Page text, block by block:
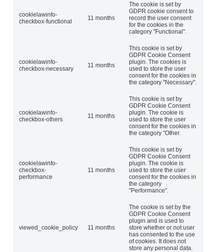
cookielawinfo-
checkbox-functional
11 months
The cookie is set by
GDPR cookie consent to
record the user consent
for the cookies in the
category "Functional".
cookielawinfo-
checkbox-necessary
11 months
This cookie is set by
GDPR Cookie Consent
plugin. The cookies is
used to store the user
consent for the cookies in
the category "Necessary".
cookielawinfo-
checkbox-others
11 months
This cookie is set by
GDPR Cookie Consent
plugin. The cookie is
used to store the user
consent for the cookies in
the category "Other.
cookielawinfo-
checkbox-
performance
11 months
This cookie is set by
GDPR Cookie Consent
plugin. The cookie is
used to store the user
consent for the cookies in
the category
"Performance".
viewed_cookie_policy 11 months
The cookie is set by the
GDPR Cookie Consent
plugin and is used to
store whether or not user
has consented to the use
of cookies. It does not
store any personal data.